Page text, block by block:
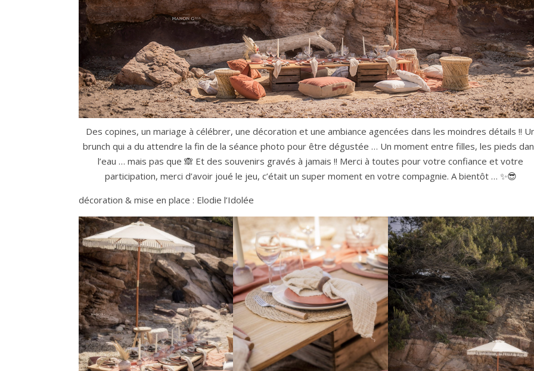
Des copines, un mariage à célébrer, une décoration et une ambiance agencées dans les moindres détails !!
brunch qui a du attendre la fin de la séance photo pour être dégustée … Un moment entre filles, les pieds
l’eau … mais pas que 🙈 Et des souvenirs gravés à jamais !! Merci à toutes pour votre confiance et votre
participation, merci d’avoir joué le jeu, c’était un super moment en votre compagnie. A bientôt … ✨😎
décoration & mise en place : Elodie l’Idolée